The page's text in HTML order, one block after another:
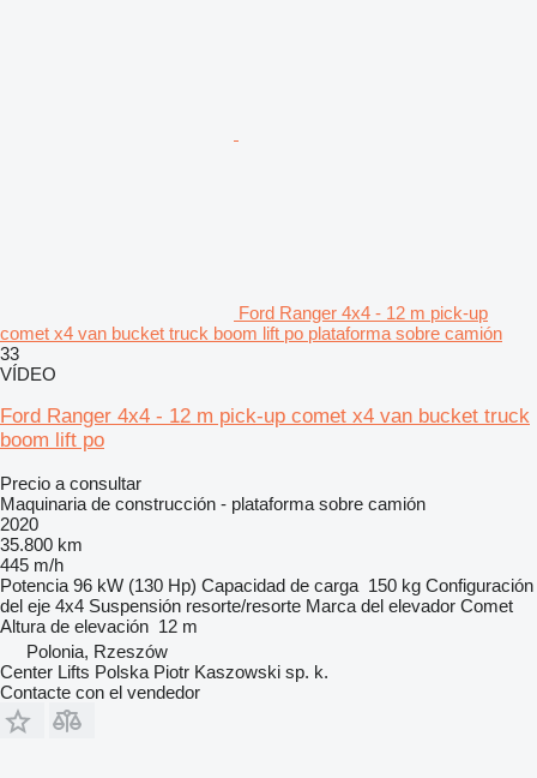
Ford Ranger 4x4 - 12 m pick-up
comet x4 van bucket truck boom lift po plataforma sobre camión
33
VÍDEO
Ford Ranger 4x4 - 12 m pick-up comet x4 van bucket truck
boom lift po
Precio a consultar
Maquinaria de construcción - plataforma sobre camión
2020
35.800 km
445 m/h
Potencia 96 kW (130 Hp) Capacidad de carga 150 kg Configuración
del eje 4x4 Suspensión resorte/resorte Marca del elevador Comet
Altura de elevación 12 m
Polonia, Rzeszów
Center Lifts Polska Piotr Kaszowski sp. k.
Contacte con el vendedor